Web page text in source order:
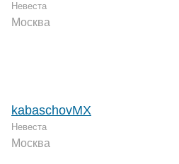
Невеста
Москва
kabaschovMX
Невеста
Москва